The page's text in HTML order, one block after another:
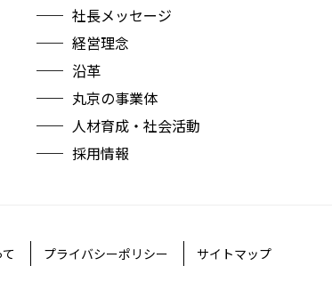
社長メッセージ
経営理念
沿革
丸京の事業体
人材育成・社会活動
採用情報
プライバシーポリシー サイトマップ